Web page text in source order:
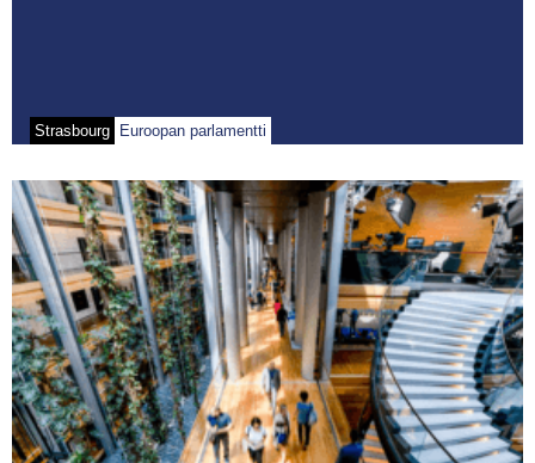
Strasbourg Euroopan parlamentti